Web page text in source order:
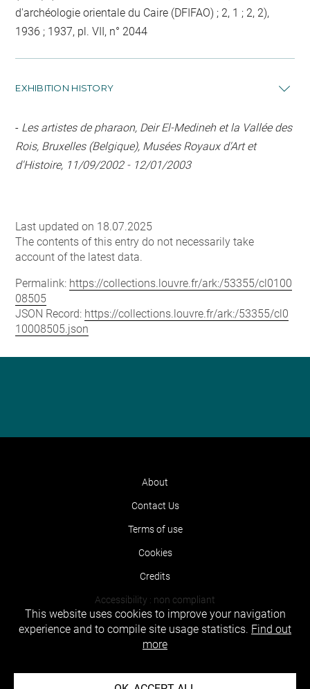
d'archéologie orientale du Caire (DFIFAO) ; 2, 1 ; 2, 2),
1936 ; 1937, pl. VII, n° 2044
EXHIBITION HISTORY
- Les artistes de pharaon, Deir El-Medineh et la Vallée des
Rois, Bruxelles (Belgique), Musées Royaux d'Art et
d'Histoire, 11/09/2002 - 12/01/2003
Last updated on 18.07.2025
The contents of this entry do not necessarily take
account of the latest data.
Permalink: https://collections.louvre.fr/ark:/53355/cl0100
08505
JSON Record: https://collections.louvre.fr/ark:/53355/cl0
10008505.json
About
Contact Us
Terms of use
Cookies
Credits
Accessibility : non compliant
This website uses cookies to improve your navigation
experience and to compile site usage statistics. Find out
more